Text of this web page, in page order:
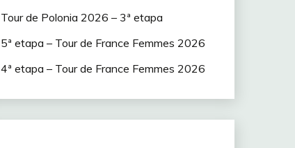
Tour de Polonia 2026 – 3ª etapa
5ª etapa – Tour de France Femmes 2026
4ª etapa – Tour de France Femmes 2026